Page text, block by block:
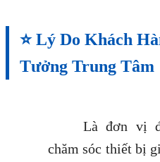
⭐ Lý Do Khách
Tưởng Trung Tâm
Là đơn vị
chăm sóc thiết bị